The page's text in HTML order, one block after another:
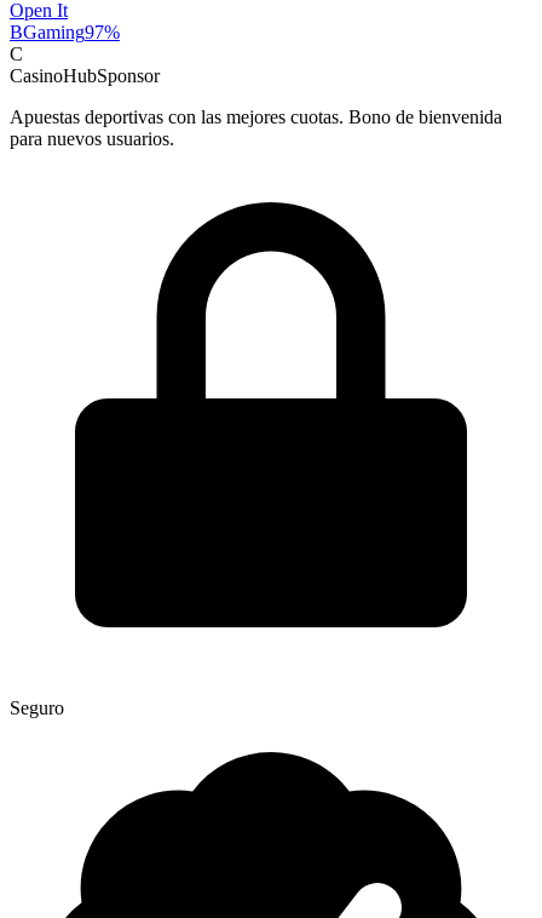
Open It
BGaming97%
C
CasinoHubSponsor
Apuestas deportivas con las mejores cuotas. Bono de bienvenida
para nuevos usuarios.
Seguro